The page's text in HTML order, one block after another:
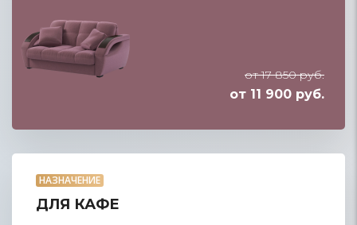
от 17 850 руб.
от 11 900 руб.
НАЗНАЧЕНИЕ
ДЛЯ КАФЕ